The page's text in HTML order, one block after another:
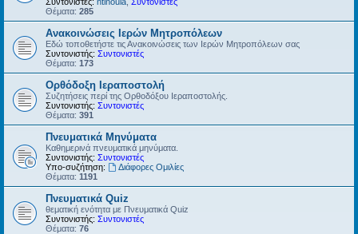
Θέματα: 285
Ανακοινώσεις Ιερών Μητροπόλεων
Εδώ τοποθετήστε τις Ανακοινώσεις των Ιερών Μητροπόλεων σας
Συντονιστής: Συντονιστές
Θέματα: 173
Ορθόδοξη Ιεραποστολή
Συζητήσεις περί της Ορθοδόξου Ιεραποστολής.
Συντονιστής: Συντονιστές
Θέματα: 391
Πνευματικά Μηνύματα
Καθημερινά πνευματικά μηνύματα.
Συντονιστής: Συντονιστές
Υπο-συζήτηση:
Διάφορες Ομιλίες
Θέματα: 1191
Πνευματικά Quiz
θεματική ενότητα με Πνευματικά Quiz
Συντονιστής: Συντονιστές
Θέματα: 76